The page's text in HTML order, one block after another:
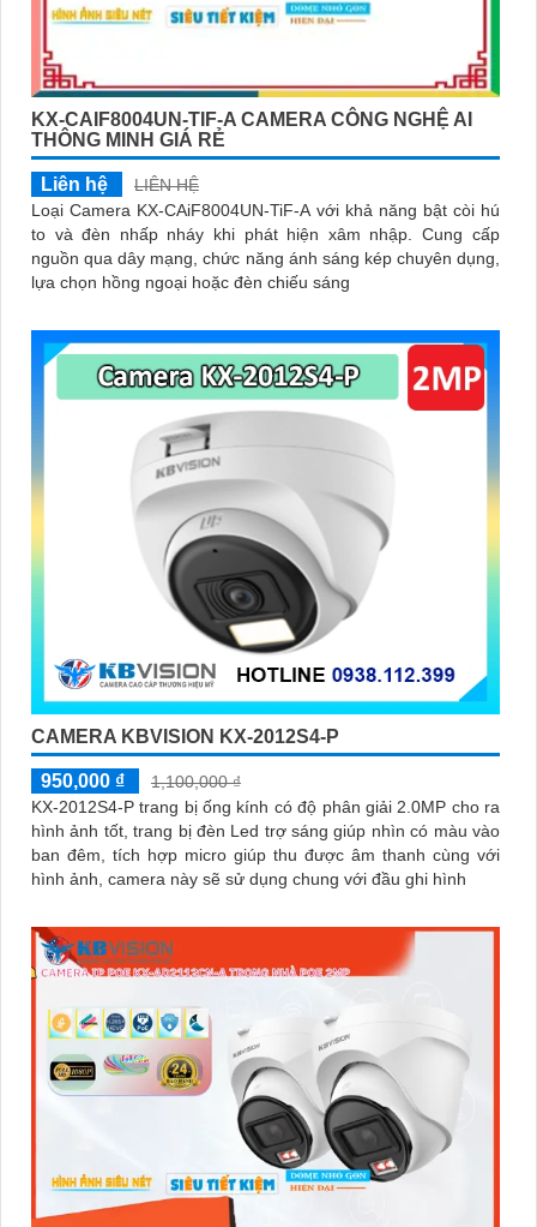
KX-CAIF8004UN-TIF-A CAMERA CÔNG NGHỆ AI
THÔNG MINH GIÁ RẺ
Liên hệ
LIÊN HỆ
Loại Camera KX-CAiF8004UN-TiF-A với khả năng bật còi hú
to và đèn nhấp nháy khi phát hiện xâm nhập. Cung cấp
nguồn qua dây mạng, chức năng ánh sáng kép chuyên dụng,
lựa chọn hồng ngoại hoặc đèn chiếu sáng
CAMERA KBVISION KX-2012S4-P
950,000 ₫
1,100,000 ₫
KX-2012S4-P trang bị ống kính có độ phân giải 2.0MP cho ra
hình ảnh tốt, trang bị đèn Led trợ sáng giúp nhìn có màu vào
ban đêm, tích hợp micro giúp thu được âm thanh cùng với
hình ảnh, camera này sẽ sử dụng chung với đầu ghi hình